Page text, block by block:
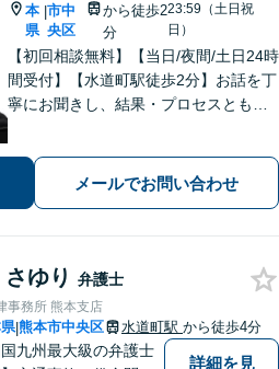
本
県
|市中
央区
から徒歩2
分
23:59（土日祝
日）
【初回相談無料】【当日/夜間/土日24時
間受付】【水道町駅徒歩2分】お話を丁
寧にお聞きし、結果・プロセスともに
メールでお問い合わせ
ゆり 弁護士
事務所 熊本支店
|熊本市中央区 水道町駅 から徒歩4分
国九州最大級の弁護士
詳細を見